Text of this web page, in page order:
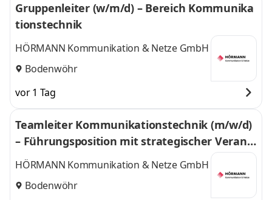
Gruppenleiter (w/m/d) – Bereich Kommunika
tionstechnik
HÖRMANN Kommunikation & Netze GmbH
Bodenwöhr
vor 1 Tag
Teamleiter Kommunikationstechnik (m/w/d)
– Führungsposition mit strategischer Verant
wortung
HÖRMANN Kommunikation & Netze GmbH
Bodenwöhr